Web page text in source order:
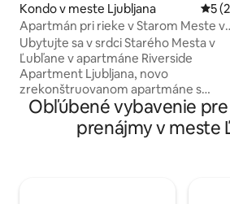
Kondo v meste Ljubljana
5
Apartmán pri rieke v Starom Meste v
Ľubľane s parkovaním
Ubytujte sa v srdci Starého Mesta v
Ľubľane v apartmáne Riverside
Apartment Ljubljana, novo
zrekonštruovanom apartmáne s
krásnym výhľadom na rieku
Ľubľanský hrad. Nachádza sa priamo v
historickej pešej zóne, takže za pár
Obľúbené vybavenie
prenájmy v meste